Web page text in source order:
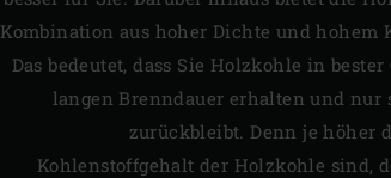
Kombination aus hoher Dichte und hohem
Das bedeutet, dass Sie Holzkohle in
langen Brenndauer erhalten und nur
zurückbleibt. Denn je höher
Kohlenstoffgehalt der Holzkohle sind,